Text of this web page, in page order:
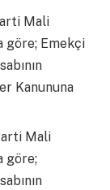
Mali
göre; Emekçi
Kanununa
Mali
göre;